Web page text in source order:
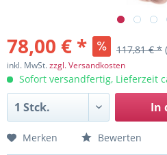
78,00 € * 117,81 € *
inkl. MwSt.zzgl. Versandkosten
Sofort versandfertig, Lieferzeit
In
Merken Bewerten